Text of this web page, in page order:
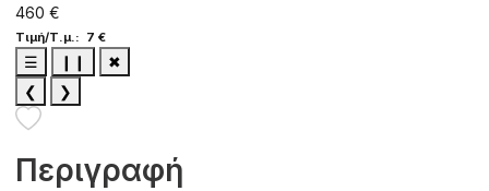
460 €
Τιμή/Τ.μ.: 7 €
☰ ❙❙
✖
❮
❯
Περιγραφή